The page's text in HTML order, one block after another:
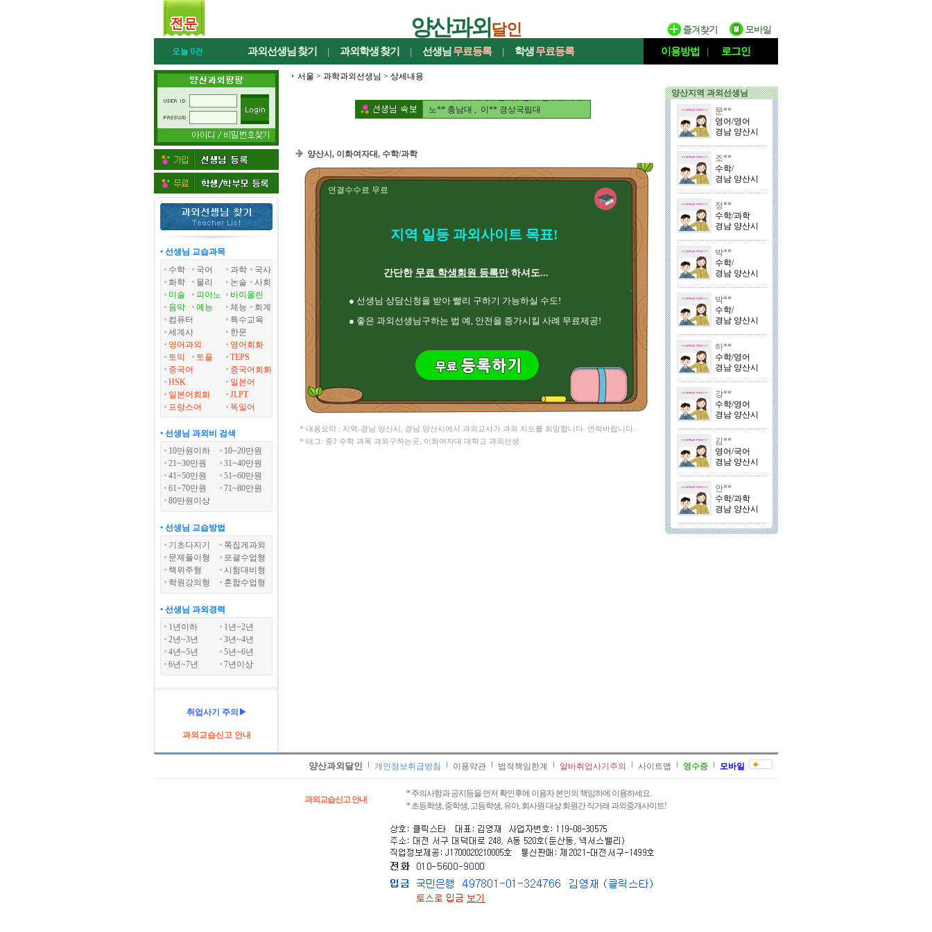
양산과외 달인
오늘 0건 과외선생님 찾기 | 과외학생찾기 | 선생님 무료등록 | 학생무료등록 이용방법 | 로그인
• 선생님 교습과목
수학
국어 과학
국사
화학
물리 논술
사회
미술
피아노
바이올린
음악
예능 체능
회계
컴퓨터
특수교육
세계사
한문
영어과외
영어회화
토익
토플
TEPS
중국어
중국어회화
HSK
일본어
일본어회화
JLPT
프랑스어
독일어
• 선생님 과외비 검색
10만원이하
10~20만원
21~30만원
31~40만원
41~50만원
51~60만원
61~70만원
71~80만원
80만원이상
• 선생님 교습방법
기초다지기
쪽집게과외
문제풀이형
포괄수업형
책위주형
시험대비형
학원강의형
혼합수업형
• 선생님 과외경력
1년이하
1년~2년
2년~3년
3년~4년
4년~5년
5년~6년
6년~7년
7년이상
취업사기 주의▶
과외교습신고 안내
서울 > 과학과외선생님 > 상세내용
구** 경상국립대 , 우** 경상국립대
이** 경상국립대 , 박** 진주교육대
노** 충남대 , 이** 경상국립대
박** 진주교육대
문** 부산대 , 박** 부산대
서** 아오야마가쿠인대 , 강** 진주교육대
양산시, 이화여자대, 수학/과학
연결수수료 무료
지역 일등 과외사이트 목표!
간단한 무료 학생회원 등록만하셔도...
● 선생님 상담신청을 받아 빨리 구하기 가능하실 수도!
● 좋은 과외선생님구하는 법 예, 안전을 증가시킬 사례 무료제공!
* 내용요약 : 지역-경남 양산시, 경남 양산시에서 과외교사가 과외 지도를 희망합니다. 연락바랍니다.
* 태그: 중2 수학 과목 과외구하는곳, 이화여자대 대학교 과외선생
양산지역 과외선생님
문**
영어/영어
경남 양산시
조**
수학/
경남 양산시
정**
수학/과학
경남 양산시
박**
수학/
경남 양산시
박**
수학/
경남 양산시
하**
수학/영어
경남 양산시
강**
수학/영어
경남 양산시
김**
영어/국어
경남 양산시
안**
수학/과학
경남 양산시
양산과외달인 개인정보취급방침 이용약관 법적책임한계 알바취업사기주의 사이트맵 영수증 모바일
과외교습신고 안내
* 주의사항과 공지등을 먼저 확인후에 이용자 본인의 책임하에 이용하세요.
* 초등학생, 중학생, 고등학생, 유아, 회사원 대상 회원간 직거래 과외중개사이트!